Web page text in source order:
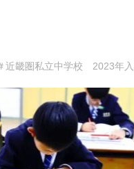
近畿圏私立中学校 2023年